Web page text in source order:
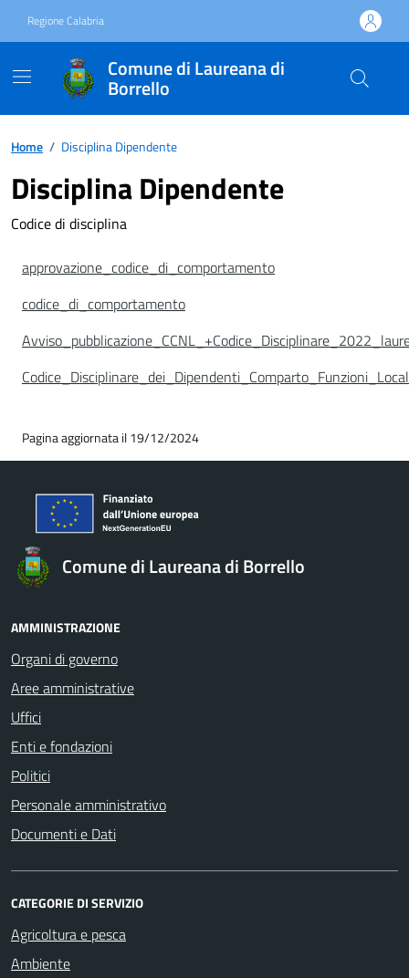
Regione Calabria
Comune di Laureana di
Borrello
Home / Disciplina Dipendente
Disciplina Dipendente
Codice di disciplina
approvazione_codice_di_comportamento
codice_di_comportamento
Pagina aggiornata il 19/12/2024
Comune di Laureana di Borrello
AMMINISTRAZIONE
Organi di governo
Aree amministrative
Uffici
Enti e fondazioni
Politici
Personale amministrativo
Documenti e Dati
CATEGORIE DI SERVIZIO
Agricoltura e pesca
Ambiente